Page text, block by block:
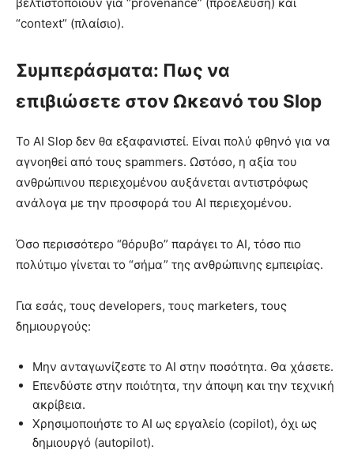
“context” (πλαίσιο).
Συμπεράσματα: Πως να
επιβιώσετε στον Ωκεανό του Slop
Το AI Slop δεν θα εξαφανιστεί. Είναι πολύ φθηνό για να
αγνοηθεί από τους spammers. Ωστόσο, η αξία του
ανθρώπινου περιεχομένου αυξάνεται αντιστρόφως
ανάλογα με την προσφορά του AI περιεχομένου.
Όσο περισσότερο “θόρυβο” παράγει το AI, τόσο πιο
πολύτιμο γίνεται το “σήμα” της ανθρώπινης εμπειρίας.
Για εσάς, τους developers, τους marketers, τους
δημιουργούς:
Μην ανταγωνίζεστε το AI στην ποσότητα. Θα χάσετε.
Επενδύστε στην ποιότητα, την άποψη και την τεχνική
ακρίβεια.
Χρησιμοποιήστε το AI ως εργαλείο (copilot), όχι ως
δημιουργό (autopilot).